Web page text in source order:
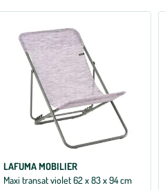
LAFUMA MOBILIER
Maxi transat violet 62 x 83 x 94 cm